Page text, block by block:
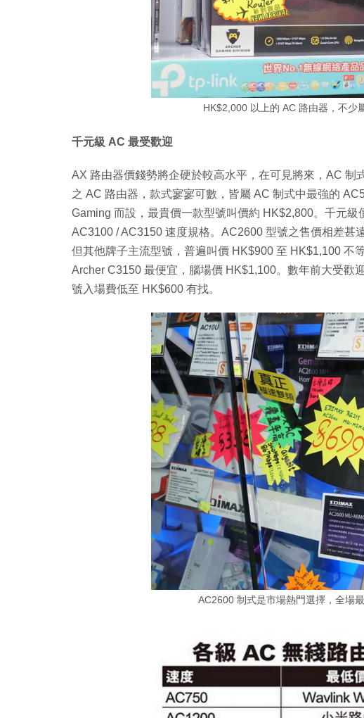
HK$2,000 以上的 AC 路由器，不少
千元級 AC 最受歡迎
AX 路由器價錢勢將企硬於較高水平，在可見將來，AC 制
之 AC 路由器，款式寥寥可數，皆屬 AC 制式中最強的
Gaming 而設，最貴價一款型號叫價約 HK$2,800。千元
AC3100 / AC3150 速度規格。AC2600 型號之售價相差甚
但其他牌子主流型號，普遍叫價 HK$900 至 HK$1,100 不
Archer C3150 最便宜，腦場價 HK$1,100。數年前大受歡
號入場費低至 HK$600 有找。
AC2600 制式是市場熱門選擇，全場